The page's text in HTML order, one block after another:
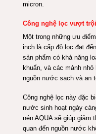
micron.
Công nghệ lọc vượt trội
Một trong những ưu
inch là cấp độ lọc đạt
sản phẩm có khả năng
khuẩn, và các mảnh
nguồn nước sạch và an
Công nghệ lọc này đặc
nước sinh hoạt ngày
nén AQUA sẽ giúp giảm
quan đến nguồn nước